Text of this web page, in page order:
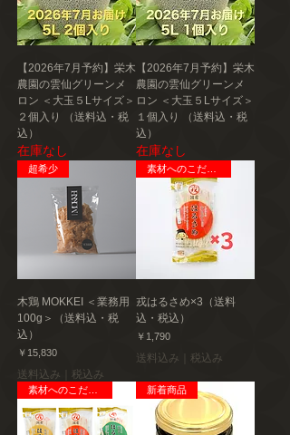
【2026年7月予約】栄木
農園の雲仙グリーンメ
ロン ＜大玉５Lサイズ＞
２個入り （送料込・税
込）
在庫なし
【2026年7月予約】栄木
農園の雲仙グリーンメ
ロン ＜大玉５Lサイズ＞
１個入り （送料込・税
込）
在庫なし
超希少
木鶏 MOKKEI ＜業務用
100g＞（送料込・税
込）
価格
￥15,830
送料込み｜税込み
戎はるさめ×3（送料
込・税込）
価格
￥1,790
送料込み｜税込み
新着商品